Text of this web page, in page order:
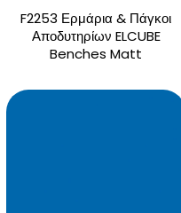
F2253 Ερμάρια & Πάγκοι
Αποδυτηρίων ELCUBE
Benches Matt